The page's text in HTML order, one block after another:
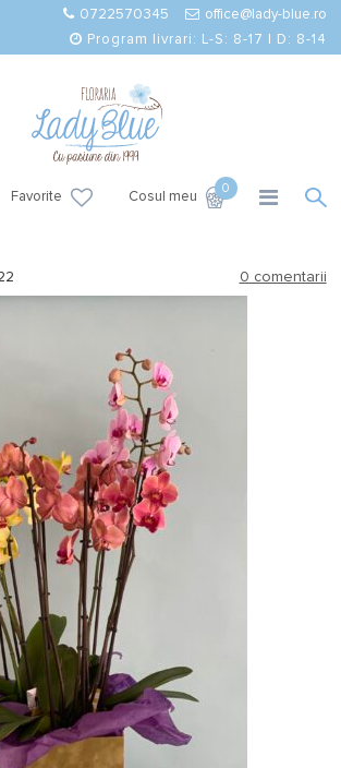
0722570345
office@lady-blue.ro
Program livrari: L-S: 8-17 | D: 8-14
Favorite Cosul meu
0
0 comentarii